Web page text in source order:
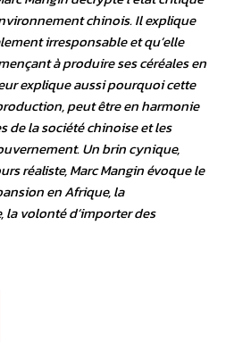
chinois. Il explique
irresponsable et qu’elle
à produire ses céréales en
explique aussi pourquoi cette
peut être en harmonie
de la société chinoise et les
Un brin cynique,
réaliste, Marc Mangin évoque le
en Afrique, la
volonté d’importer des